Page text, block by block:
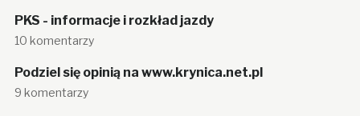
PKS - informacje i rozkład jazdy
10 komentarzy
Podziel się opinią na www.krynica.net.pl
9 komentarzy